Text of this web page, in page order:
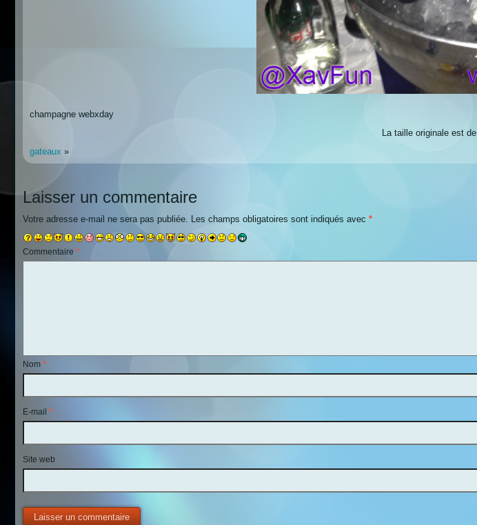
champagne webxday
La taille originale est de
gateaux »
Laisser un commentaire
Votre adresse e-mail ne sera pas publiée. Les champs obligatoires sont indiqués avec *
Commentaire *
Nom *
E-mail *
Site web